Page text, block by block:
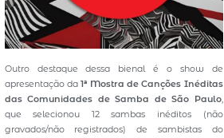
Outro destaque dessa bienal é o show de
apresentação da1ª Mostra de Canções Inéditas
das Comunidades de Samba de São Paulo,
que selecionou 12 sambas inéditos (não
gravados/não registrados) de sambistas do